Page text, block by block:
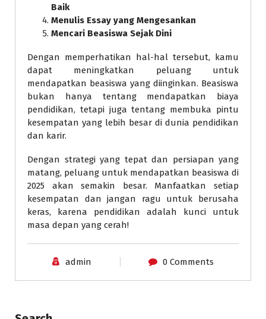
Baik
Menulis Essay yang Mengesankan
Mencari Beasiswa Sejak Dini
Dengan memperhatikan hal-hal tersebut, kamu
dapat meningkatkan peluang untuk
mendapatkan beasiswa yang diinginkan. Beasiswa
bukan hanya tentang mendapatkan biaya
pendidikan, tetapi juga tentang membuka pintu
kesempatan yang lebih besar di dunia pendidikan
dan karir.
Dengan strategi yang tepat dan persiapan yang
matang, peluang untuk mendapatkan beasiswa di
2025 akan semakin besar. Manfaatkan setiap
kesempatan dan jangan ragu untuk berusaha
keras, karena pendidikan adalah kunci untuk
masa depan yang cerah!
admin 0 Comments